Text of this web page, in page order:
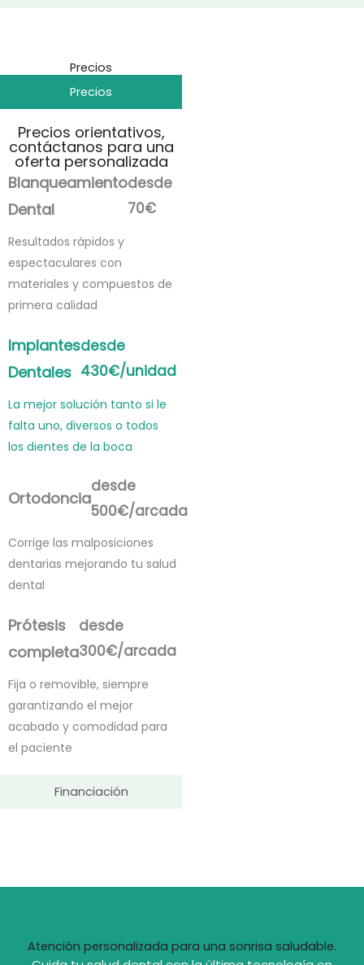
Precios
Precios
Financiación
Precios orientativos,
contáctanos para una
oferta personalizada
Blanqueamiento
Dental
desde
70€
Resultados rápidos y
espectaculares con
materiales y compuestos de
primera calidad
Implantes
Dentales
desde
430€/unidad
La mejor solución tanto si le
falta uno, diversos o todos
los dientes de la boca
Ortodoncia
desde
500€/arcada
Corrige las malposiciones
dentarias mejorando tu salud
dental
Prótesis
completa
desde
300€/arcada
Fija o removible, siempre
garantizando el mejor
acabado y comodidad para
el paciente
Atención personalizada para una sonrisa saludable.